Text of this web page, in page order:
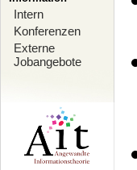
Intern
Konferenzen
Externe
Jobangebote